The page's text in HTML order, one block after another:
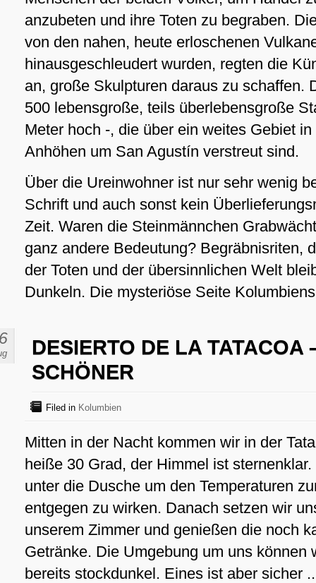
anzubeten und ihre Toten zu begraben.
von den nahen, heute erloschenen
hinausgeschleudert wurden, regten die
an, große Skulpturen daraus zu schaffen.
500 lebensgroße, teils überlebensgroße
Meter hoch -, die über ein weites Gebiet
Anhöhen um San Agustín verstreut sind.
Über die Ureinwohner ist nur sehr wenig
Schrift und auch sonst kein
Zeit. Waren die Steinmännchen
ganz andere Bedeutung? Begräbnisriten,
der Toten und der übersinnlichen Welt
Dunkeln. Die mysteriöse Seite
DESIERTO DE LA TATACOA
SCHÖNER
Filed in Kolumbien
Mitten in der Nacht kommen wir in der
heiße 30 Grad, der Himmel ist
unter die Dusche um den Temperaturen
entgegen zu wirken. Danach setzen wir
unserem Zimmer und genießen die noch
Getränke. Die Umgebung um uns können
bereits stockdunkel. Eines ist aber sicher